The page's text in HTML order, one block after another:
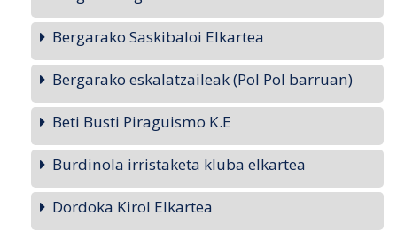
Bergarako Saskibaloi Elkartea
Bergarako eskalatzaileak (Pol Pol barruan)
Beti Busti Piraguismo K.E
Burdinola irristaketa kluba elkartea
Dordoka Kirol Elkartea